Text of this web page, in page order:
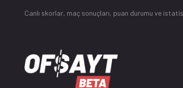
Canlı skorlar, maç sonuçları, puan durumu ve